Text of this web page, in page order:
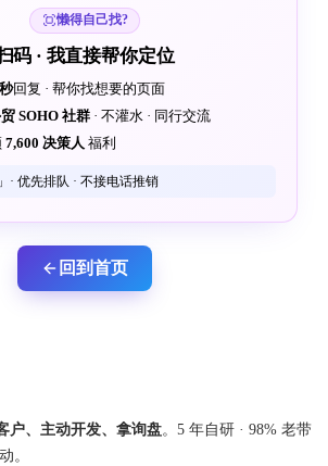
懒得自己找?
码 · 我直接帮你定位
回复 · 帮你找想要的页面
SOHO 社群 · 不灌水 · 同行交流
7,600 决策人 福利
」· 优先排队 · 不接电话推销
回到首页
户、主动开发、拿询盘。5 年自研 · 98% 老带
。